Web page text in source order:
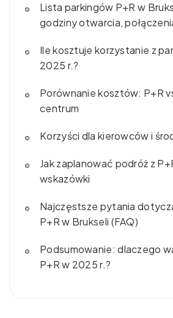
Lista parkingów P+R w
godziny otwarcia,
Ile kosztuje korzystanie z
2025 r.?
Porównanie kosztów: P+R
centrum
Korzyści dla kierowców i
Jak zaplanować podróż z
wskazówki
Najczęstsze pytania
P+R w Brukseli (FAQ)
Podsumowanie: dlaczego
P+R w 2025 r.?